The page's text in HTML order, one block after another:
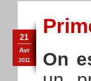
21
Avr
2011
On